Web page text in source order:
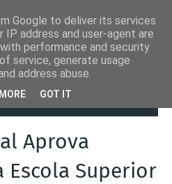
Geral Aprova Integração da Escola
Aprova
Escola Superior
Google to deliver its services
IP address and user-agent are
performance and security
service, generate usage
address abuse.
GOT IT